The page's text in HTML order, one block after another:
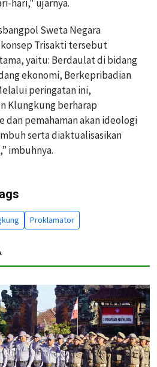
hari," ujarnya.
Sweta Negara
Trisakti tersebut
yaitu: Berdaulat di bidang
ekonomi, Berkepribadian
peringatan ini,
Klungkung berharap
dan pemahaman akan ideologi
serta diaktualisasikan
imbuhnya.
Proklamator